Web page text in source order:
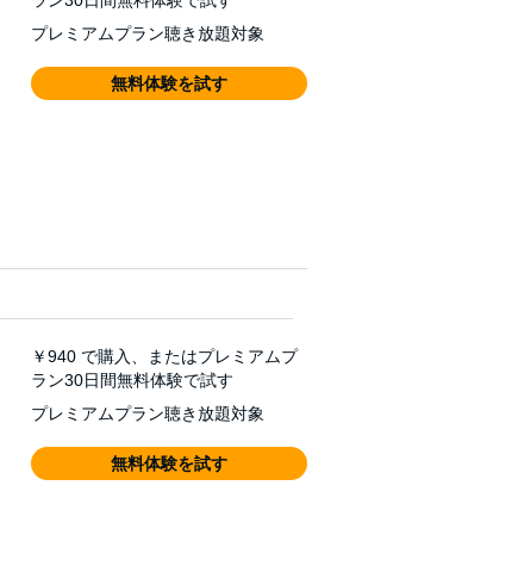
プレミアムプラン聴き放題対象
無料体験を試す
￥940 で購入、またはプレミアムプ
ラン30日間無料体験で試す
プレミアムプラン聴き放題対象
無料体験を試す